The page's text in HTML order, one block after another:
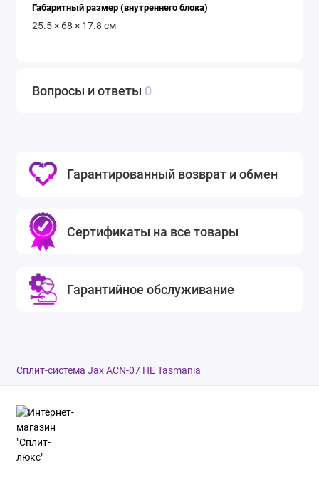
Габаритный размер (внутреннего блока)
25.5 × 68 × 17.8 см
Вопросы и ответы 0
Гарантированный возврат и обмен
Сертификаты на все товары
Гарантийное обслуживание
Сплит-система Jax ACN-07 HE Tasmania